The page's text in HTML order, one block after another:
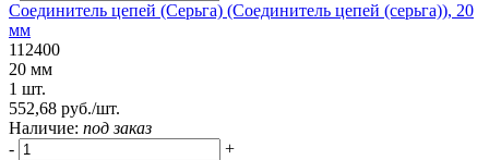
Соединитель цепей (Серьга) (Соединитель цепей (серьга)), 20
мм
112400
20 мм
1 шт.
552,68 руб./шт.
Наличие: под заказ
-
+